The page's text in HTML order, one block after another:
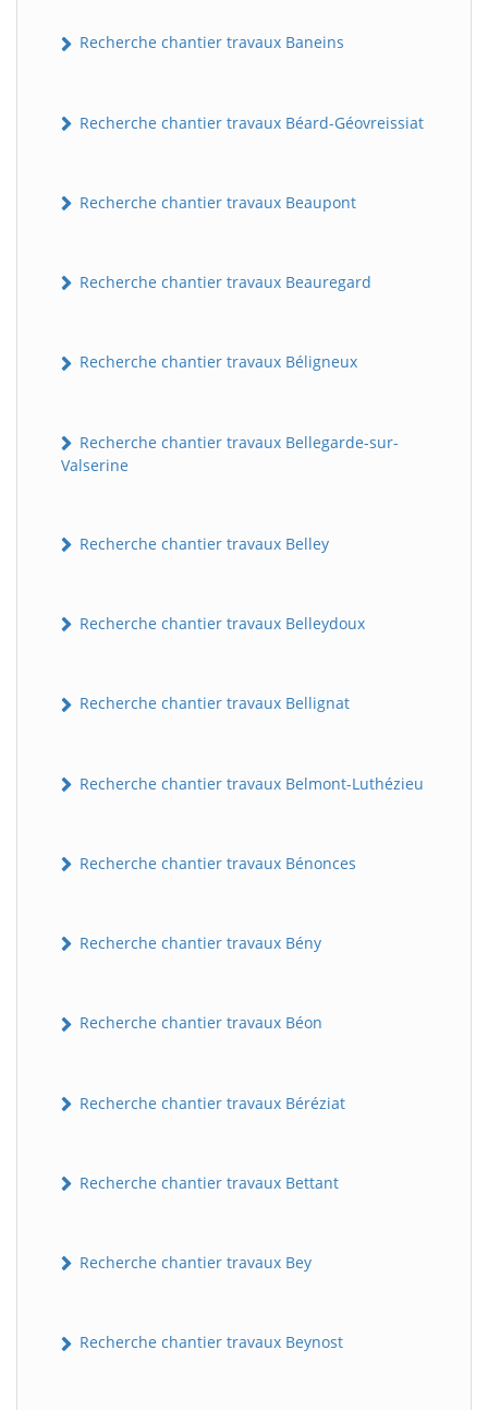
Recherche chantier travaux Baneins
Recherche chantier travaux Béard-Géovreissiat
Recherche chantier travaux Beaupont
Recherche chantier travaux Beauregard
Recherche chantier travaux Béligneux
Recherche chantier travaux Bellegarde-sur-
Valserine
Recherche chantier travaux Belley
Recherche chantier travaux Belleydoux
Recherche chantier travaux Bellignat
Recherche chantier travaux Belmont-Luthézieu
Recherche chantier travaux Bénonces
Recherche chantier travaux Bény
Recherche chantier travaux Béon
Recherche chantier travaux Béréziat
Recherche chantier travaux Bettant
Recherche chantier travaux Bey
Recherche chantier travaux Beynost